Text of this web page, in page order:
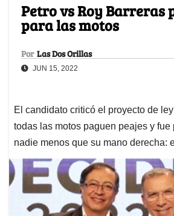
Petro vs Roy Barreras
para las motos
Por Las Dos Orillas
JUN 15, 2022
El candidato criticó el proyecto de
todas las motos paguen peajes y fue
nadie menos que su mano derecha: